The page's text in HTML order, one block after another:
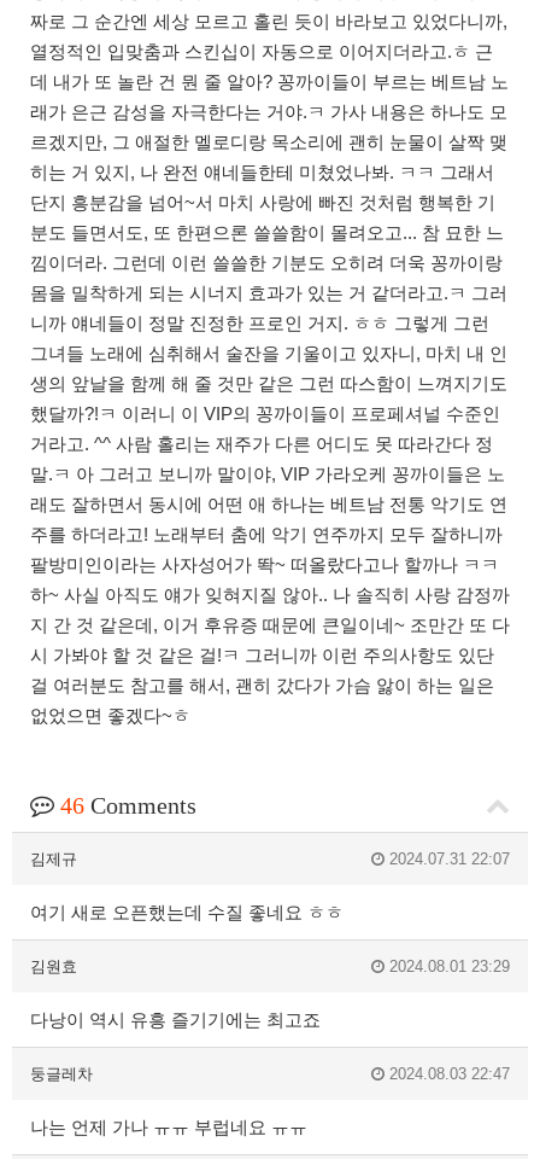
짜로 그 순간엔 세상 모르고 홀린 듯이 바라보고 있었다니까,
열정적인 입맞춤과 스킨십이 자동으로 이어지더라고.ㅎ 근
데 내가 또 놀란 건 뭔 줄 알아? 꽁까이들이 부르는 베트남 노
래가 은근 감성을 자극한다는 거야.ㅋ 가사 내용은 하나도 모
르겠지만, 그 애절한 멜로디랑 목소리에 괜히 눈물이 살짝 맺
히는 거 있지, 나 완전 얘네들한테 미쳤었나봐. ㅋㅋ 그래서
단지 흥분감을 넘어~서 마치 사랑에 빠진 것처럼 행복한 기
분도 들면서도, 또 한편으론 쓸쓸함이 몰려오고... 참 묘한 느
낌이더라. 그런데 이런 쓸쓸한 기분도 오히려 더욱 꽁까이랑
몸을 밀착하게 되는 시너지 효과가 있는 거 같더라고.ㅋ 그러
니까 얘네들이 정말 진정한 프로인 거지. ㅎㅎ 그렇게 그런
그녀들 노래에 심취해서 술잔을 기울이고 있자니, 마치 내 인
생의 앞날을 함께 해 줄 것만 같은 그런 따스함이 느껴지기도
했달까?!ㅋ 이러니 이 VIP의 꽁까이들이 프로페셔널 수준인
거라고. ^^ 사람 홀리는 재주가 다른 어디도 못 따라간다 정
말.ㅋ 아 그러고 보니까 말이야, VIP 가라오케 꽁까이들은 노
래도 잘하면서 동시에 어떤 애 하나는 베트남 전통 악기도 연
주를 하더라고! 노래부터 춤에 악기 연주까지 모두 잘하니까
팔방미인이라는 사자성어가 똭~ 떠올랐다고나 할까나 ㅋㅋ
하~ 사실 아직도 얘가 잊혀지질 않아.. 나 솔직히 사랑 감정까
지 간 것 같은데, 이거 후유증 때문에 큰일이네~ 조만간 또 다
시 가봐야 할 것 같은 걸!ㅋ 그러니까 이런 주의사항도 있단
걸 여러분도 참고를 해서, 괜히 갔다가 가슴 앓이 하는 일은
없었으면 좋겠다~ㅎ
46 Comments
김제규 2024.07.31 22:07
여기 새로 오픈했는데 수질 좋네요 ㅎㅎ
김원효 2024.08.01 23:29
다낭이 역시 유흥 즐기기에는 최고죠
둥글레차 2024.08.03 22:47
나는 언제 가나 ㅠㅠ 부럽네요 ㅠㅠ